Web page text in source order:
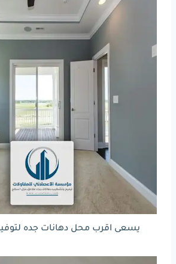
يسعى اقرب محل دهانات جده